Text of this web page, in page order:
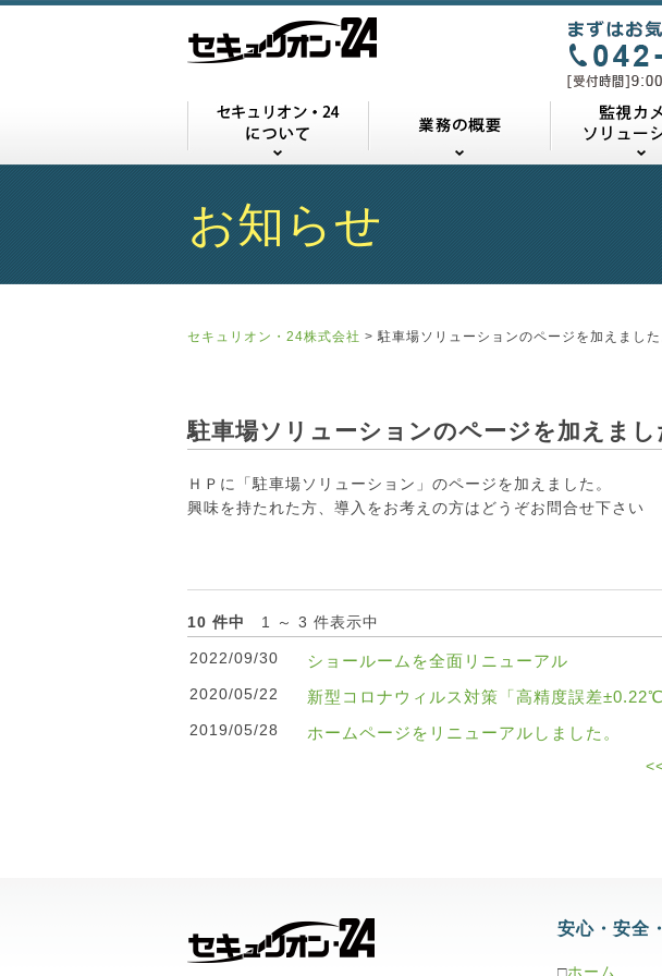
業務の概要
お知らせ
セキュリオン・24株式会社 >駐車場ソリューションのページを加えました
駐車場ソリューションのページを加えまし
ＨＰに「駐車場ソリューション」のページを加えました。
興味を持たれた方、導入をお考えの方はどうぞお問合せ下さい
10 件中 1 ～ 3 件表示中
2022/09/30 ショールームを全面リニューアル
2020/05/22 新型コロナウィルス対策「高精度誤差
2019/05/28 ホームページをリニューアルしました。
安心・安全
□ホーム